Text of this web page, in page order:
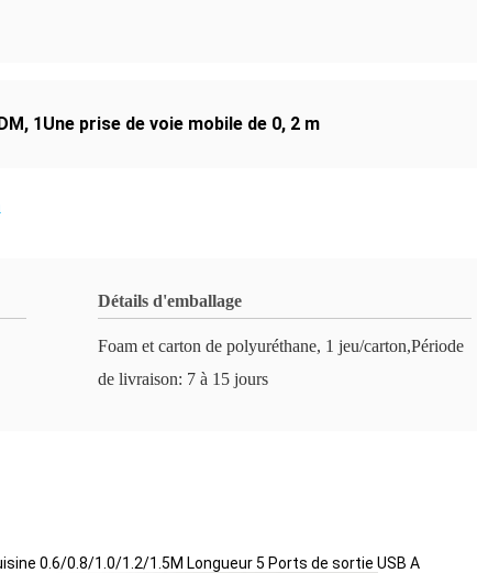
, 1Une prise de voie mobile de 0, 2 m
Détails d'emballage
Foam et carton de polyuréthane, 1 jeu/carton,Période
de livraison: 7 à 15 jours
0.6/0.8/1.0/1.2/1.5M Longueur 5 Ports de sortie USB A